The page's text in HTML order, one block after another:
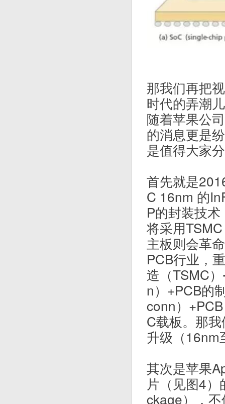
那我们再把
时代的弄潮
随着苹果公
的消息更是
是值得大家
首先就是
C 16nm 的
P的封装技
将采用
主板则会革
PCB行业，
造（TSMC
n）+PCB的
conn）
C载板。那
升级（16nm
其次是苹果
片（见图4
ckage），